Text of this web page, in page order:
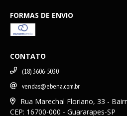
FORMAS DE ENVIO
CONTATO
(18) 3606-5030
vendas@ebena.com.br
Rua Marechal Floriano, 33 -
CEP: 16700-000 - Guararapes-SP